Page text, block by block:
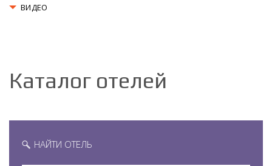
ВИДЕО
Каталог отелей
НАЙТИ ОТЕЛЬ